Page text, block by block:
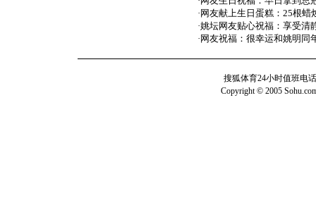
· 网友献上生日蛋糕：25根蜡
·姚坛网友贴心祝福：享受清
· 网友祝福：很幸运和姚明同
搜狐体育24小时值班电
Copyright © 2005